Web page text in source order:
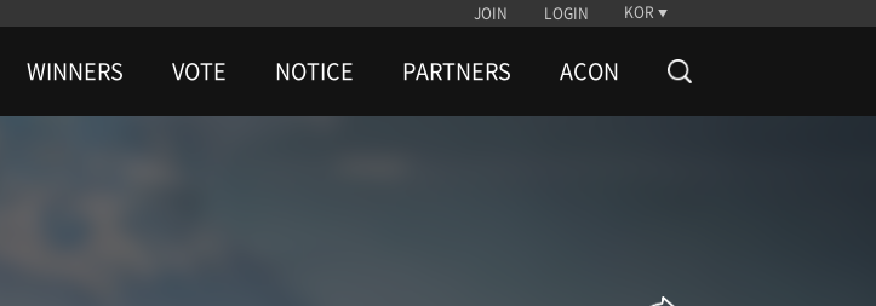
JOIN LOGIN KOR
WINNERS VOTE NOTICE PARTNERS ACON